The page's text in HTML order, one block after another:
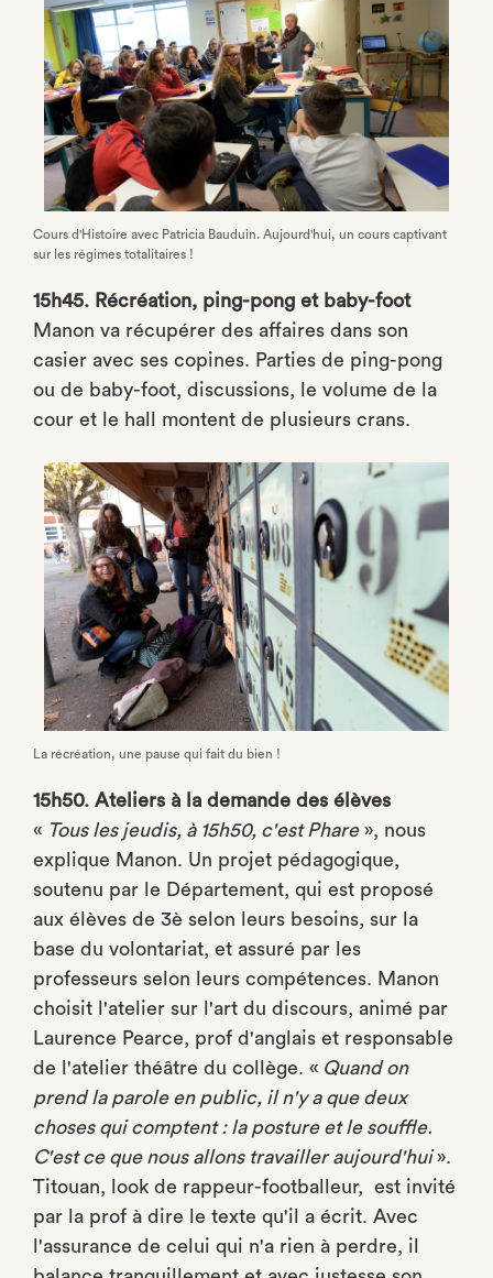
Cours d'Histoire avec Patricia Bauduin. Aujourd'hui, un cours captivant
sur les régimes totalitaires !
15h45. Récréation, ping-pong et baby-foot
Manon va récupérer des affaires dans son
casier avec ses copines. Parties de ping-pong
ou de baby-foot, discussions, le volume de la
cour et le hall montent de plusieurs crans.
La récréation, une pause qui fait du bien !
15h50. Ateliers à la demande des élèves
« Tous les jeudis, à 15h50, c'est Phare», nous
explique Manon. Un projet pédagogique,
soutenu par le Département, qui est proposé
aux élèves de 3è selon leurs besoins, sur la
base du volontariat, et assuré par les
professeurs selon leurs compétences. Manon
choisit l'atelier sur l'art du discours, animé par
Laurence Pearce, prof d'anglais et responsable
de l'atelier théâtre du collège. « Quand on
prend la parole en public, il n'y a que deux
choses qui comptent : la posture et le souffle.
C'est ce que nous allons travailler aujourd'hui».
Titouan, look de rappeur-footballeur, est invité
par la prof à dire le texte qu'il a écrit. Avec
l'assurance de celui qui n'a rien à perdre, il